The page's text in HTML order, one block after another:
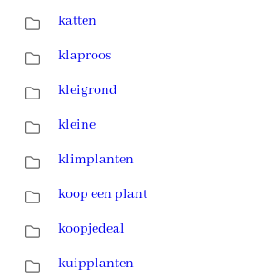
katten
klaproos
kleigrond
kleine
klimplanten
koop een plant
koopjedeal
kuipplanten